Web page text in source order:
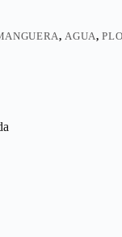
,AGUA,